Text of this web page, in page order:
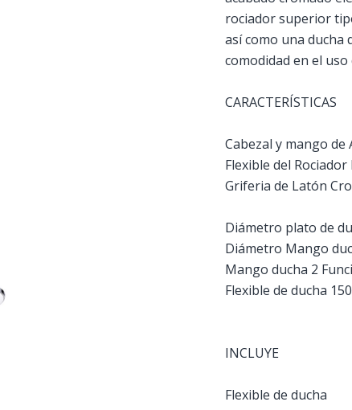
rociador superior
así como una ducha
comodidad en el uso
CARACTERÍSTICAS
Cabezal y mango de
Flexible del Rociador
Griferia de Latón
Diámetro plato de
Diámetro Mango
Mango ducha 2
Flexible de ducha
INCLUYE
Flexible de ducha